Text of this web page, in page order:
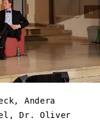
Andera
Dr. Oliver